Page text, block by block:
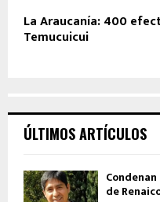
La Araucanía: 400
Temucuicui
ÚLTIMOS ARTÍCULOS
de